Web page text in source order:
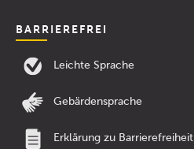
BARRIEREFREI
Leichte Sprache
Gebärdensprache
Erklärung zu Barrierefreiheit